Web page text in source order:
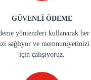
GÜVENLİ ÖDEME
yöntemleri kullanarak her
sağlıyor ve memnuniyetinizi
için çalışıyoruz.